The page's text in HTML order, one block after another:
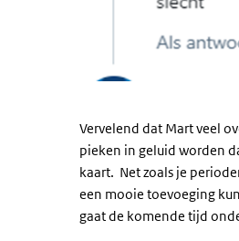
Vervelend dat Mart veel
pieken in geluid worden
kaart. Net zoals je
een mooie toevoeging
gaat de komende tijd